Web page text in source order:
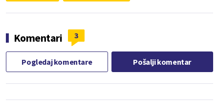
Komentari 3
Pogledaj komentare Pošalji komentar